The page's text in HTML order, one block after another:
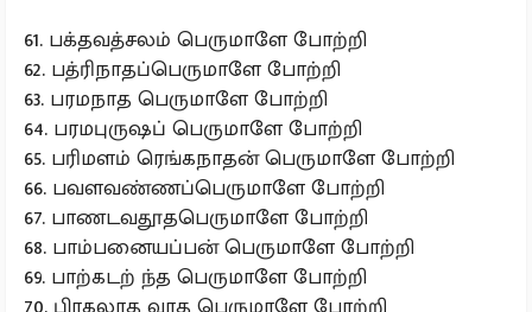
61. பக்தவத்சலம் பெருமாளே போற்றி
62. பத்ரிநாதப்பெருமாளே போற்றி
63. பரமநாத பெருமாளே போற்றி
64. பரமபுருஷப் பெருமாளே போற்றி
65. பரிமளம் ரெங்கநாதன் பெருமாளே போற்றி
66. பவளவண்ணப்பெருமாளே போற்றி
67. பாணடவதூதபெருமாளே போற்றி
68. பாம்பனையப்பன் பெருமாளே போற்றி
69. பாற்கடற் ந்த பெருமாளே போற்றி